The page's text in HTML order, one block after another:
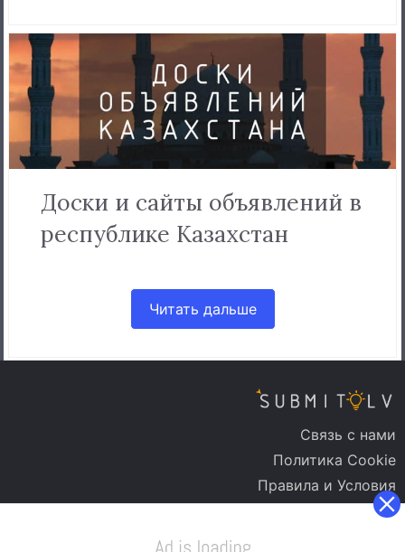
Доски и сайты объявлений в
республике Казахстан
Читать дальше
Связь с нами
Политика Cookie
Правила и Условия
Политика Конфиденциальности